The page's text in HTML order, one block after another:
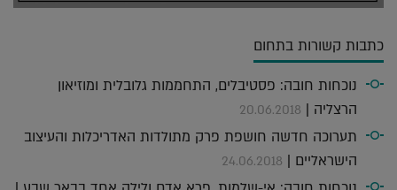
כתבות קשורות בתחום
נוכחות חובה: פסטיבלים, התחממות גלובלית ומוזיאון
הרצליה | 20.06.2018
תערוכה חדשה חושפת פרק מתולדות האדריכלות והעיצוב
הישראליים | 24.06.2018